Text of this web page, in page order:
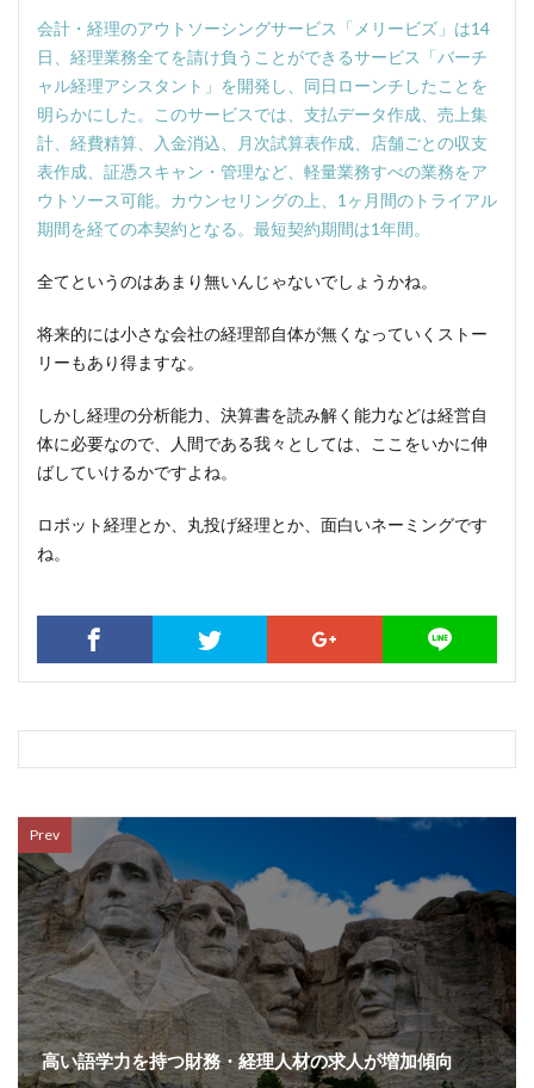
会計・経理のアウトソーシングサービス「メリービズ」は14
日、経理業務全てを請け負うことができるサービス「バーチ
ャル経理アシスタント」を開発し、同日ローンチしたことを
明らかにした。このサービスでは、支払データ作成、売上集
計、経費精算、入金消込、月次試算表作成、店舗ごとの収支
表作成、証憑スキャン・管理など、軽量業務すべの業務をア
ウトソース可能。カウンセリングの上、1ヶ月間のトライアル
期間を経ての本契約となる。最短契約期間は1年間。
全てというのはあまり無いんじゃないでしょうかね。
将来的には小さな会社の経理部自体が無くなっていくストー
リーもあり得ますな。
しかし経理の分析能力、決算書を読み解く能力などは経営自
体に必要なので、人間である我々としては、ここをいかに伸
ばしていけるかですよね。
ロボット経理とか、丸投げ経理とか、面白いネーミングです
ね。
Prev
高い語学力を持つ財務・経理人材の求人が増加傾向